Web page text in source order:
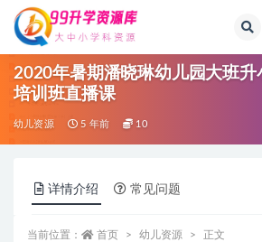
2020年暑期潘晓琳幼儿园大班升
培训班直播课
幼儿资源 5 年前 10
详情介绍 常见问题
当前位置： 首页 幼儿资源 正文